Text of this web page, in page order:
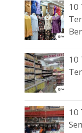
10
10
10